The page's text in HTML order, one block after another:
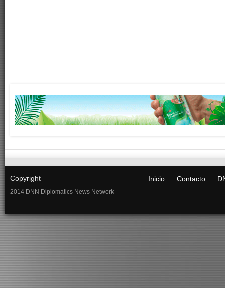
Copyright
2014 DNN Diplomatics News Network
Inicio Contacto